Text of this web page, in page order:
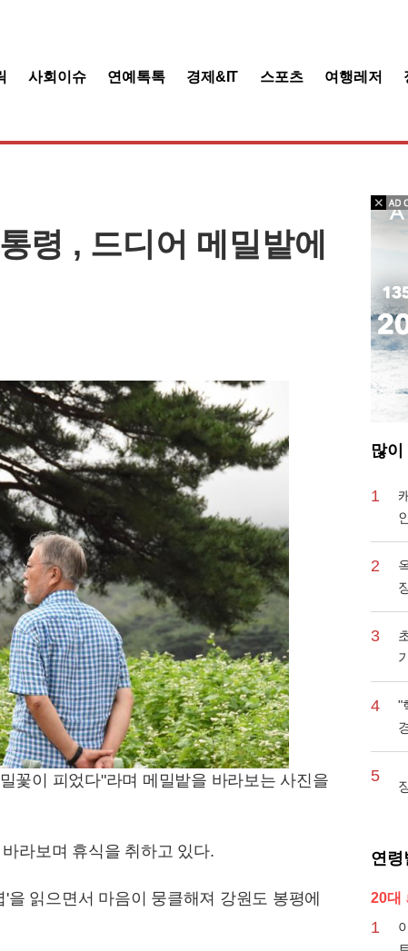
사회이슈 연예톡톡 경제&IT 스포츠 여행레저
령 , 드디어 메밀밭에
꽃이 피었다"라며 메밀밭을 바라보는 사진을
라보며 휴식을 취하고 있다.
읽으면서 마음이 뭉클해져 강원도 봉평에
많이
1
2
3
4
"
5
연령
20대
1